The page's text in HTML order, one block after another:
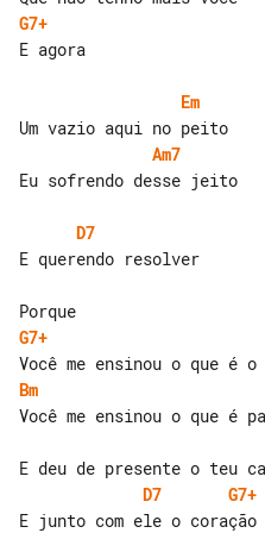
G7+
E agora
Em
Am7
Eu sofrendo desse jeito
D7
E querendo resolver
G7+
Bm
D7
G7+